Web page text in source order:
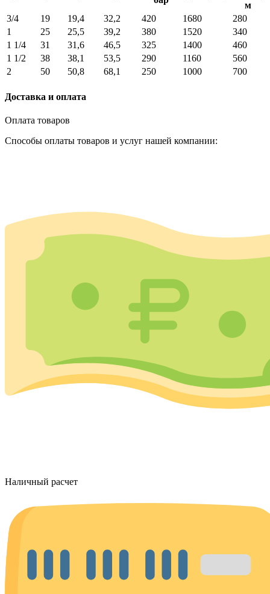
м
3/4
19 19,4 32,2 420 1680
280
1
25 25,5 39,2 380 1520
340
1 1/4
31 31,6 46,5 325 1400
460
1 1/2
38 38,1 53,5 290 1160
560
2
50 50,8 68,1 250 1000 700
Доставка и оплата
Оплата товаров
Способы оплаты товаров и услуг нашей компании:
Наличный расчет